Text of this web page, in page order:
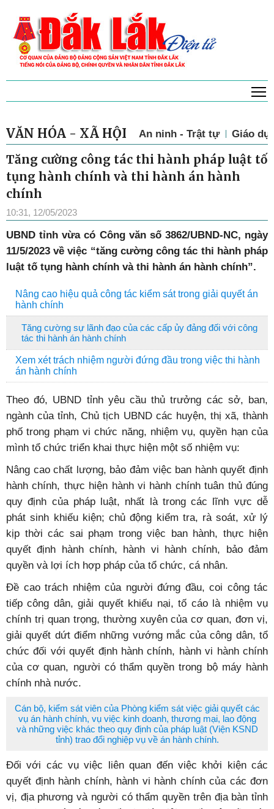
VĂN HÓA - XÃ HỘI An ninh - Trật tự Giáo
Tăng cường công tác thi hành pháp luật tố
tụng hành chính và thi hành án hành
chính
10:31, 12/05/2023
UBND tỉnh vừa có Công văn số 3862/UBND-NC, ngày
11/5/2023 về việc “tăng cường công tác thi hành pháp
luật tố tụng hành chính và thi hành án hành chính”.
Nâng cao hiệu quả công tác kiểm sát trong giải quyết án
hành chính
Tăng cường sự lãnh đạo của các cấp ủy đảng đối với công
tác thi hành án hành chính
Xem xét trách nhiệm người đứng đầu trong việc thi hành
án hành chính
Theo đó, UBND tỉnh yêu cầu thủ trưởng các sở, ban,
ngành của tỉnh, Chủ tịch UBND các huyện, thị xã, thành
phố trong phạm vi chức năng, nhiệm vụ, quyền hạn của
mình tổ chức triển khai thực hiện một số nhiệm vụ:
Nâng cao chất lượng, bảo đảm việc ban hành quyết định
hành chính, thực hiện hành vi hành chính tuân thủ đúng
quy định của pháp luật, nhất là trong các lĩnh vực dễ
phát sinh khiếu kiện; chủ động kiểm tra, rà soát, xử lý
kịp thời các sai phạm trong việc ban hành, thực hiện
quyết định hành chính, hành vi hành chính, bảo đảm
quyền và lợi ích hợp pháp của tổ chức, cá nhân.
Đề cao trách nhiệm của người đứng đầu, coi công tác
tiếp công dân, giải quyết khiếu nại, tố cáo là nhiệm vụ
chính trị quan trọng, thường xuyên của cơ quan, đơn vị,
giải quyết dứt điểm những vướng mắc của công dân, tổ
chức đối với quyết định hành chính, hành vi hành chính
của cơ quan, người có thẩm quyền trong bộ máy hành
chính nhà nước.
Cán bộ, kiểm sát viên của Phòng kiểm sát việc giải quyết các
vụ án hành chính, vụ việc kinh doanh, thương mại, lao động
và những việc khác theo quy định của pháp luật (Viện KSND
tỉnh) trao đổi nghiệp vụ về án hành chính.
Đối với các vụ việc liên quan đến việc khởi kiện các
quyết định hành chính, hành vi hành chính của các đơn
vị, địa phương và người có thẩm quyền trên địa bàn tỉnh